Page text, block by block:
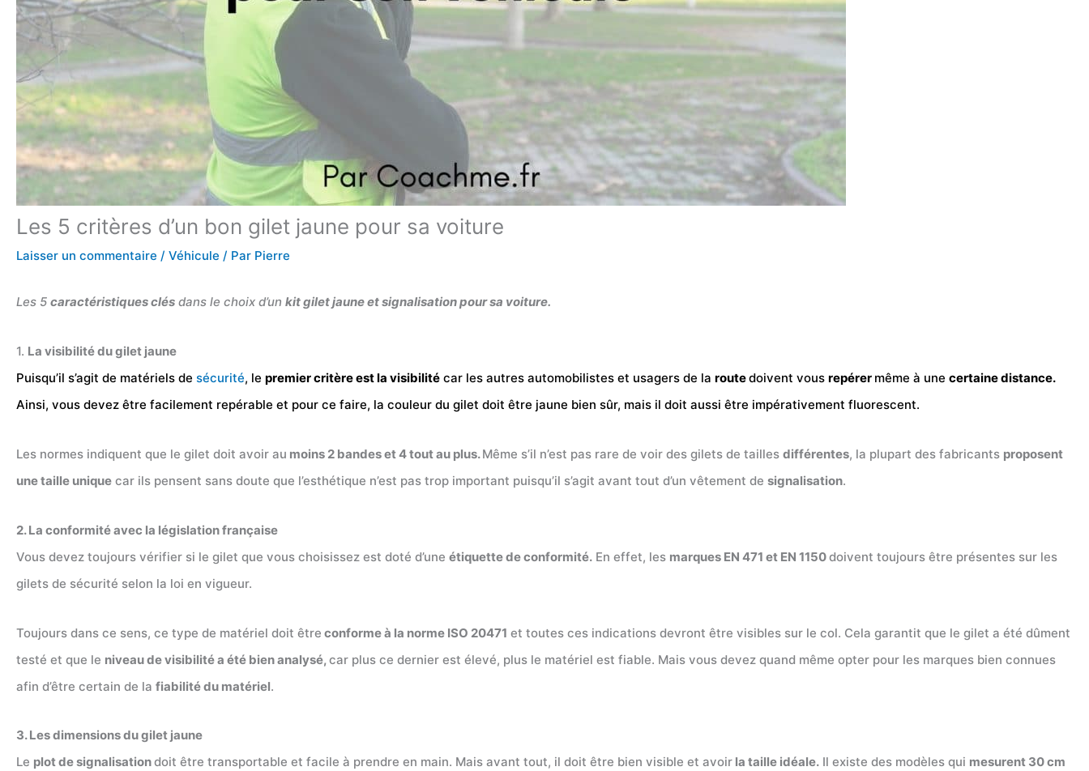
Les 5 critères d’un bon gilet jaune pour sa voiture
Laisser un commentaire / Véhicule / Par Pierre
Les 5 caractéristiques clés dans le choix d’un kit gilet jaune et signalisation pour sa voiture.
1. La visibilité du gilet jaune
Puisqu’il s’agit de matériels de sécurité, le premier critère est la visibilité car les autres automobilistes et usagers de la routedoivent vous repérer même à une certaine distance.
Ainsi, vous devez être facilement repérable et pour ce faire, la couleur du gilet doit être jaune bien sûr, mais il doit aussi être impérativement fluorescent.
Les normes indiquent que le gilet doit avoir au moins 2 bandes et 4 tout au plus.Même s’il n’est pas rare de voir des gilets de tailles différentes, la plupart des fabricants proposent
une taille unique car ils pensent sans doute que l’esthétique n’est pas trop important puisqu’il s’agit avant tout d’un vêtement de signalisation.
2. La conformité avec la législation française
Vous devez toujours vérifier si le gilet que vous choisissez est doté d’une étiquette de conformité. En effet, les marques EN 471 et EN 1150doivent toujours être présentes sur les
gilets de sécurité selon la loi en vigueur.
Toujours dans ce sens, ce type de matériel doit être conforme à la norme ISO 20471 et toutes ces indications devront être visibles sur le col. Cela garantit que le gilet a été dûment
testé et que le niveau de visibilité a été bien analysé, car plus ce dernier est élevé, plus le matériel est fiable. Mais vous devez quand même opter pour les marques bien connues
afin d’être certain de la fiabilité du matériel.
3. Les dimensions du gilet jaune
Le plot de signalisationdoit être transportable et facile à prendre en main. Mais avant tout, il doit être bien visible et avoir la taille idéale. Il existe des modèles qui mesurent 30 cm